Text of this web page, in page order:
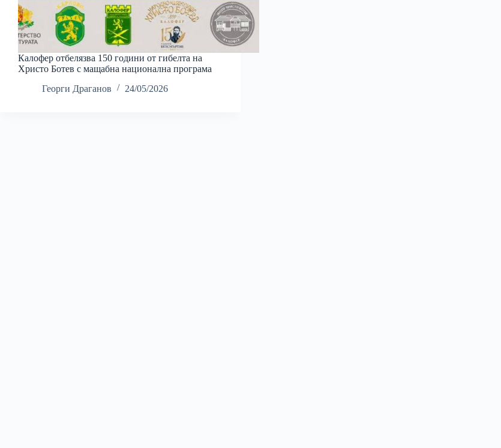
Калофер отбелязва 150 години от гибелта на
Христо Ботев с мащабна национална програма
Георги Драганов
24/05/2026